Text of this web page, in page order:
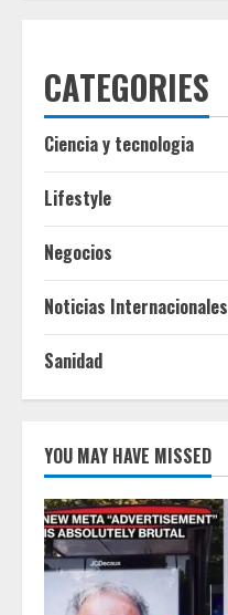
CATEGORIES
Ciencia y tecnologia
Lifestyle
Negocios
Noticias Internacionales
Sanidad
YOU MAY HAVE MISSED